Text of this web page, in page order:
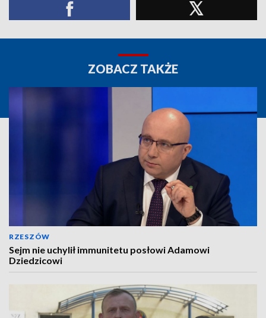
ZOBACZ TAKŻE
RZESZÓW
Sejm nie uchylił immunitetu posłowi Adamowi
Dziedzicowi